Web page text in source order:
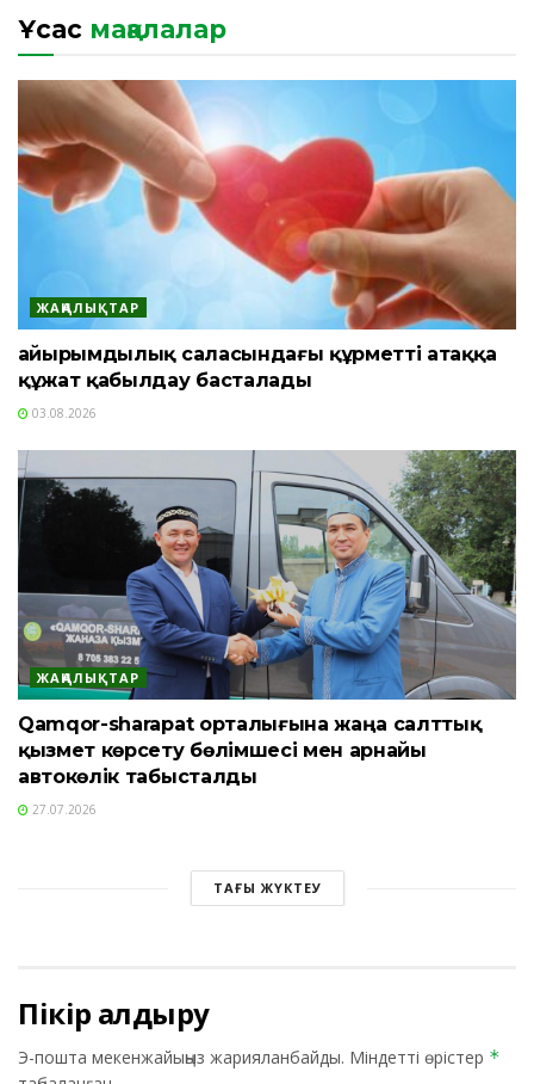
Ұқсас мақалалар
ЖАҢАЛЫҚТАР
Қайырымдылық саласындағы құрметті атаққа
құжат қабылдау басталады
03.08.2026
ЖАҢАЛЫҚТАР
Qamqor-sharapat орталығына жаңа салттық
қызмет көрсету бөлімшесі мен арнайы
автокөлік табысталды
27.07.2026
ТАҒЫ ЖҮКТЕУ
Пікір қалдыру
Э-пошта мекенжайыңыз жарияланбайды. Міндетті өрістер *